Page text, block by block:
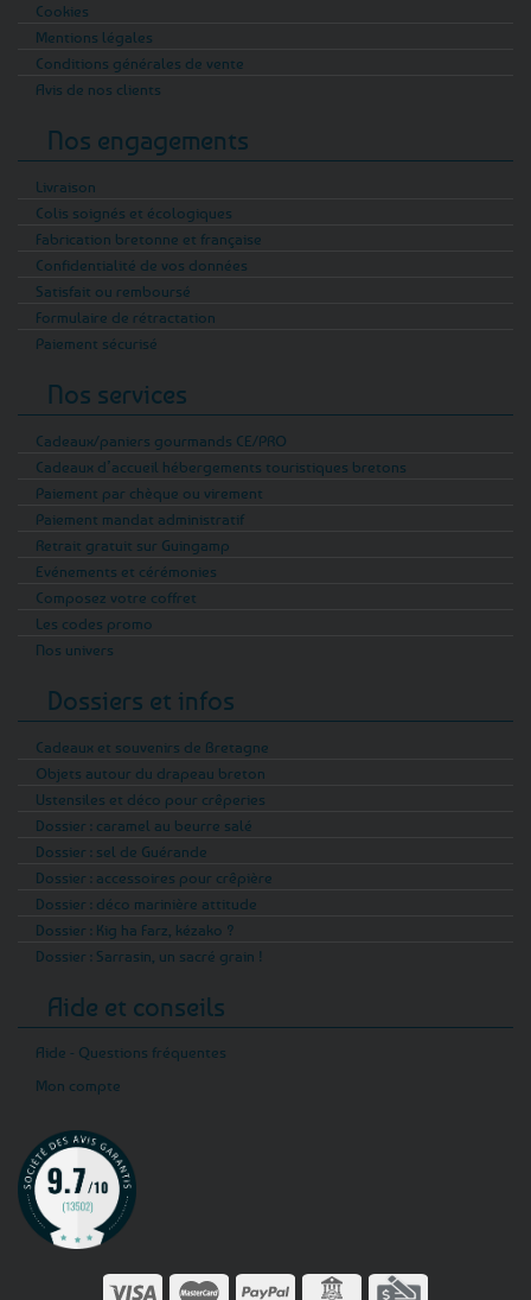
Cookies
Mentions légales
Conditions générales de vente
Avis de nos clients
Nos engagements
Livraison
Colis soignés et écologiques
Fabrication bretonne et française
Confidentialité de vos données
Satisfait ou remboursé
Formulaire de rétractation
Paiement sécurisé
Nos services
Cadeaux/paniers gourmands CE/PRO
Cadeaux d’accueil hébergements touristiques bretons
Paiement par chèque ou virement
Paiement mandat administratif
Retrait gratuit sur Guingamp
Evénements et cérémonies
Composez votre coffret
Les codes promo
Nos univers
Dossiers et infos
Cadeaux et souvenirs de Bretagne
Objets autour du drapeau breton
Ustensiles et déco pour crêperies
Dossier : caramel au beurre salé
Dossier : sel de Guérande
Dossier : accessoires pour crêpière
Dossier : déco marinière attitude
Dossier : Kig ha Farz, kézako ?
Dossier : Sarrasin, un sacré grain !
Aide et conseils
Aide - Questions fréquentes
Mon compte